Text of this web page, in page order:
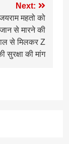
Next:
महतो को
से मारने की
से मिलकर Z
सुरक्षा की मांग